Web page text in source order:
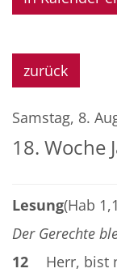
zurück
Samstag, 8.
18. Woche
Lesung(Hab
Der Gerechte
12
Herr, bist